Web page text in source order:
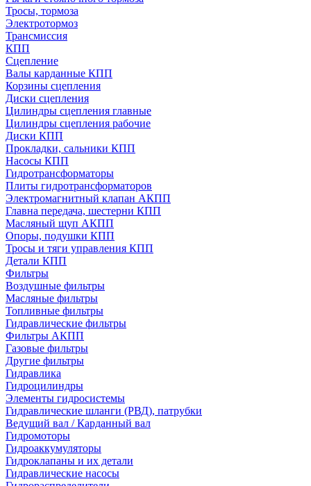
Тросы, тормоза
Электротормоз
Трансмиссия
КПП
Сцепление
Валы карданные КПП
Корзины сцепления
Диски сцепления
Цилиндры сцепления главные
Цилиндры сцепления рабочие
Диски КПП
Прокладки, сальники КПП
Насосы КПП
Гидротрансформаторы
Плиты гидротрансформаторов
Электромагнитный клапан АКПП
Главна передача, шестерни КПП
Масляный щуп АКПП
Опоры, подушки КПП
Тросы и тяги управления КПП
Детали КПП
Фильтры
Воздушные фильтры
Масляные фильтры
Топливные фильтры
Гидравлические фильтры
Фильтры АКПП
Газовые фильтры
Другие фильтры
Гидравлика
Гидроцилиндры
Элементы гидросистемы
Гидравлические шланги (РВД), патрубки
Ведущий вал / Карданный вал
Гидромоторы
Гидроаккумуляторы
Гидроклапаны и их детали
Гидравлические насосы